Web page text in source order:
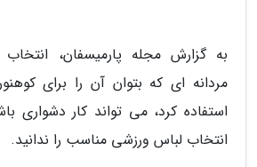
به گزارش مجله پارمیسفان،
مردانه ای که بتوان آن را برای
استفاده کرد، می تواند کار دشواری
انتخاب لباس ورزشی مناسب را ندانید.